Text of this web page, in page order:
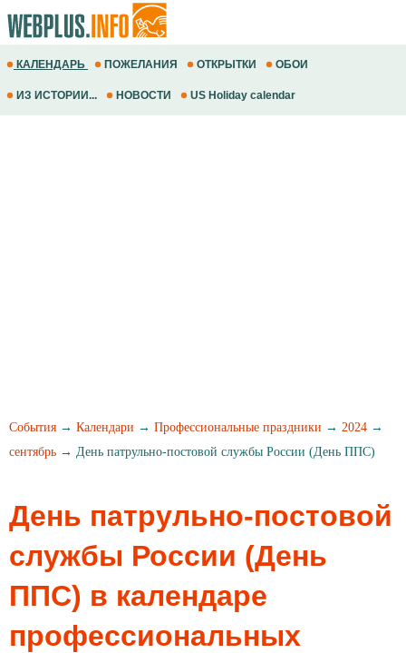
КАЛЕНДАРЬ ПОЖЕЛАНИЯ ОТКРЫТКИ ОБОИ
ИЗ ИСТОРИИ... НОВОСТИ US Holiday calendar
События → Календари → Профессиональные праздники → 2024 →
сентябрь → День патрульно-постовой службы России (День ППС)
День патрульно-постовой
службы России (День
ППС) в календаре
профессиональных